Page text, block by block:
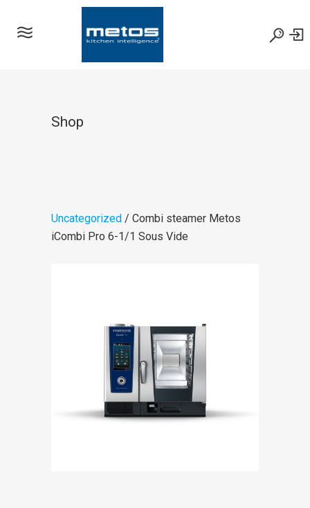
Shop
Uncategorized / Combi steamer Metos
iCombi Pro 6-1/1 Sous Vide